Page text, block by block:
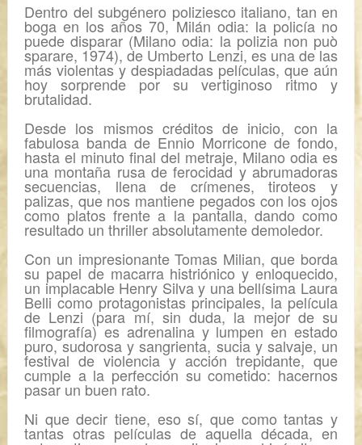
Dentro del subgénero poliziesco italiano, tan en
boga en los años 70,Milán odia: la policía no
puede disparar (Milano odia: la polizia non può
sparare, 1974), de Umberto Lenzi, es una de las
más violentas y despiadadas películas, que aún
hoy sorprende por su vertiginoso ritmo y
brutalidad.
Desde los mismos créditos de inicio, con la
fabulosa banda de Ennio Morricone de fondo,
hasta el minuto final del metraje, Milano odia es
una montaña rusa de ferocidad y abrumadoras
secuencias, llena de crímenes, tiroteos y
palizas, que nos mantiene pegados con los ojos
como platos frente a la pantalla, dando como
resultado un thriller absolutamente demoledor.
Con un impresionante Tomas Milian, que borda
su papel de macarra histriónico y enloquecido,
un implacable Henry Silva y una bellísima Laura
Belli como protagonistas principales, la película
de Lenzi (para mí, sin duda, la mejor de su
filmografía) es adrenalina y lumpen en estado
puro, sudorosa y sangrienta, sucia y salvaje, un
festival de violencia y acción trepidante, que
cumple a la perfección su cometido: hacernos
pasar un buen rato.
Ni que decir tiene, eso sí, que como tantas y
tantas otras películas de aquella década, en